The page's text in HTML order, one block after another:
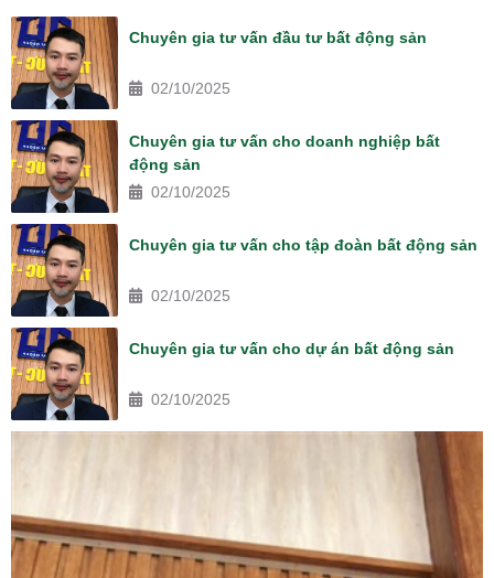
Chuyên gia tư vấn đầu tư bất động sản
02/10/2025
Chuyên gia tư vấn cho doanh nghiệp bất
động sản
02/10/2025
Chuyên gia tư vấn cho tập đoàn bất động sản
02/10/2025
Chuyên gia tư vấn cho dự án bất động sản
02/10/2025